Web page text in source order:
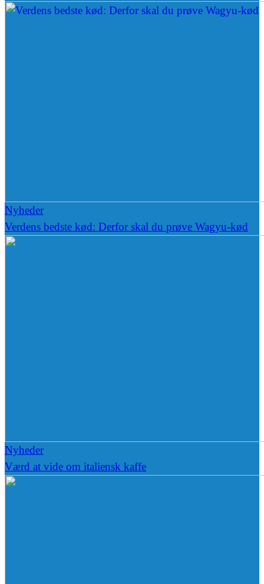
Nyheder
Verdens bedste kød: Derfor skal du prøve Wagyu-kød
Nyheder
Værd at vide om italiensk kaffe